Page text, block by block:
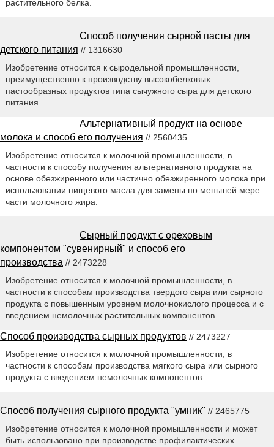
растительного белка.
Способ получения сырной пасты для
детского питания // 1316630
Изобретение относится к сыродельной промышленности,
преимущественно к производству высокобелковых
пастообразных продуктов типа сычужного сыра для детского
питания.
Альтернативный продукт на основе
молока и способ его получения // 2560435
Изобретение относится к молочной промышленности, в
частности к способу получения альтернативного продукта на
основе обезжиренного или частично обезжиренного молока при
использовании пищевого масла для замены по меньшей мере
части молочного жира.
Сырный продукт с ореховым
компонентом "сувенирный" и способ его
производства // 2473228
Изобретение относится к молочной промышленности, в
частности к способам производства твердого сыра или сырного
продукта с повышенным уровнем молочнокислого процесса и с
введением немолочных растительных компонентов.
Способ производства сырных продуктов // 2473227
Изобретение относится к молочной промышленности, в
частности к способам производства мягкого сыра или сырного
продукта с введением немолочных компонентов. .
Способ получения сырного продукта "умник" // 2465775
Изобретение относится к молочной промышленности и может
быть использовано при производстве профилактических